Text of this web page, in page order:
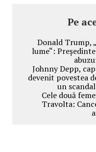
Pe
Donald Trump,
lume“:
Johnny Depp,
devenit povestea
un
Cele două
Travolta: